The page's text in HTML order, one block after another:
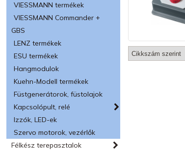
VIESSMANN termékek
VIESSMANN Commander +
GBS
LENZ termékek
ESU termékek
Hangmodulok
Kuehn-Modell termékek
Füstgenerátorok, füstolajok
Kapcsolópult, relé
Izzók, LED-ek
Szervo motorok, vezérlők
Félkész terepasztalok